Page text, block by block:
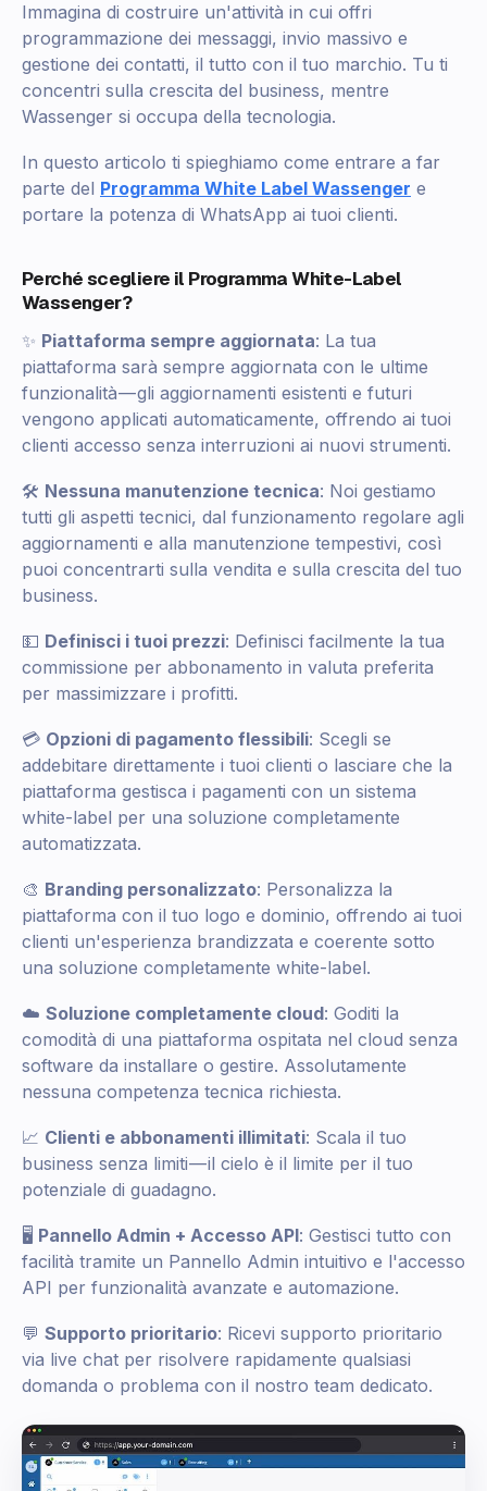
Immagina di costruire un'attività in cui offri
programmazione dei messaggi, invio massivo e
gestione dei contatti, il tutto con il tuo marchio. Tu ti
concentri sulla crescita del business, mentre
Wassenger si occupa della tecnologia.
In questo articolo ti spieghiamo come entrare a far
parte del Programma White Label Wassenger e
portare la potenza di WhatsApp ai tuoi clienti.
Perché scegliere il Programma White-Label
Wassenger?
✨ Piattaforma sempre aggiornata: La tua
piattaforma sarà sempre aggiornata con le ultime
funzionalità — gli aggiornamenti esistenti e futuri
vengono applicati automaticamente, offrendo ai tuoi
clienti accesso senza interruzioni ai nuovi strumenti.
🛠️ Nessuna manutenzione tecnica: Noi gestiamo
tutti gli aspetti tecnici, dal funzionamento regolare agli
aggiornamenti e alla manutenzione tempestivi, così
puoi concentrarti sulla vendita e sulla crescita del tuo
business.
💵 Definisci i tuoi prezzi: Definisci facilmente la tua
commissione per abbonamento in valuta preferita
per massimizzare i profitti.
💳 Opzioni di pagamento flessibili: Scegli se
addebitare direttamente i tuoi clienti o lasciare che la
piattaforma gestisca i pagamenti con un sistema
white-label per una soluzione completamente
automatizzata.
🎨 Branding personalizzato: Personalizza la
piattaforma con il tuo logo e dominio, offrendo ai tuoi
clienti un'esperienza brandizzata e coerente sotto
una soluzione completamente white-label.
☁️ Soluzione completamente cloud: Goditi la
comodità di una piattaforma ospitata nel cloud senza
software da installare o gestire. Assolutamente
nessuna competenza tecnica richiesta.
📈 Clienti e abbonamenti illimitati: Scala il tuo
business senza limiti — il cielo è il limite per il tuo
potenziale di guadagno.
🖥️ Pannello Admin + Accesso API: Gestisci tutto con
facilità tramite un Pannello Admin intuitivo e l'accesso
API per funzionalità avanzate e automazione.
💬 Supporto prioritario: Ricevi supporto prioritario
via live chat per risolvere rapidamente qualsiasi
domanda o problema con il nostro team dedicato.